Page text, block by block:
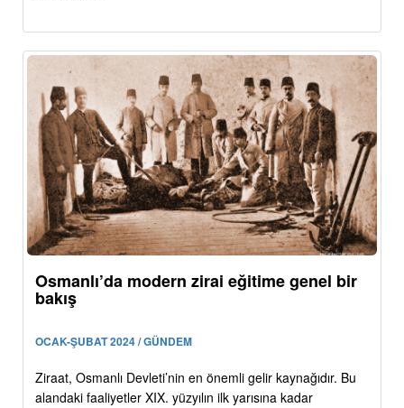
Osmanlı’da modern zirai eğitime genel bir
bakış
OCAK-ŞUBAT 2024 / GÜNDEM
Ziraat, Osmanlı Devleti’nin en önemli gelir kaynağıdır. Bu
alandaki faaliyetler XIX. yüzyılın ilk yarısına kadar